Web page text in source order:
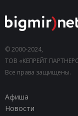
© 2000-2024,
ТОВ «КЕПРЕЙТ
Все права защищены.
Афиша
Новости